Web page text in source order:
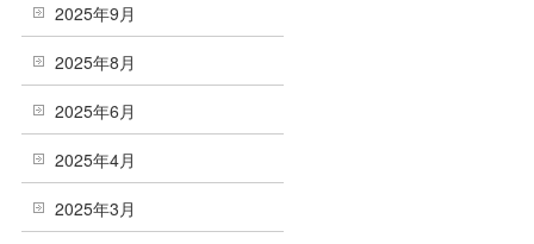
2025年9月
2025年8月
2025年6月
2025年4月
2025年3月